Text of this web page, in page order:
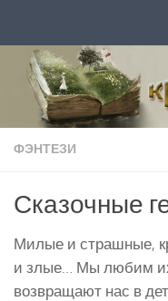
ФЭНТЕЗИ
Сказочные
Милые и страшные,
и злые… Мы любим
возвращают нас в